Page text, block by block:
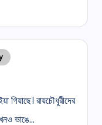
গিয়াছে। রায়চৌধুরীদের
ভাঙে…